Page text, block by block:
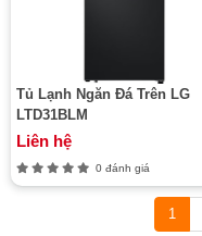
Tủ Lạnh Ngăn Đá Trên LG
LTD31BLM
Liên hệ
0 đánh giá
1